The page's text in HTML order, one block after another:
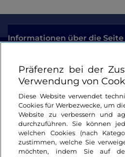
Informationen über die Seite
Nützliche Links
Login
Bleiben wir in Kontakt
Präferenz bei der
Verwendung von
Diese Website verwendet
Cookies für Werbezwecke, um
Website zu verbessern und
durchzuführen. Sie können
welchen Cookies (nach
zustimmen, welche Sie
möchten, indem Sie auf